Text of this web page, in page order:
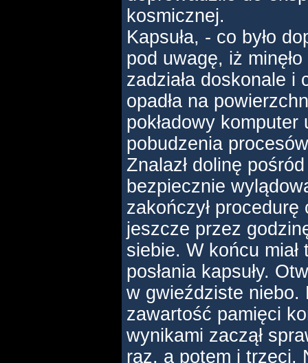
kosmicznej.
Kapsuła, - co było
pod uwagę, iż
zadziała doskonale i
opadła na
pokładowy komputer
pobudzenia
Znalazł dolinę
bezpiecznie
zakończył
jeszcze przez
siebie. W końcu
posłania kapsuły.
w gwieździste niebo.
zawartość pamięci
wynikami zaczął
raz, a potem i trzeci.